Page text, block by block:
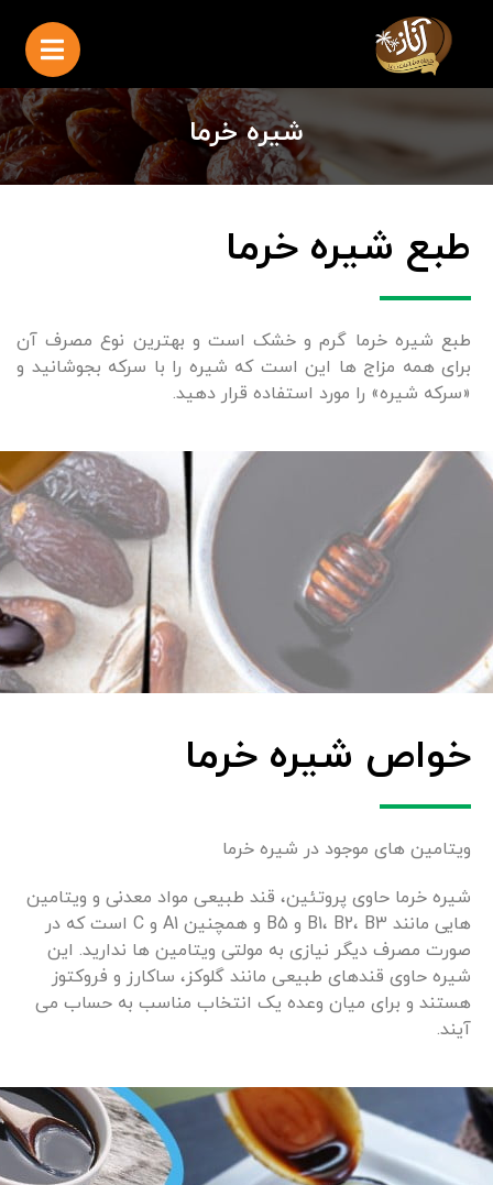
شیره خرما
طبع شیره خرما
طبع شیره خرما گرم و خشک است و بهترین نوع مصرف آن
برای همه مزاج ها این است که شیره را با سرکه بجوشانید و
«سرکه شیره» را مورد استفاده قرار دهید.
خواص شیره خرما
ویتامین های موجود در شیره خرما
شیره خرما حاوی پروتئین، قند طبیعی مواد معدنی و ویتامین
هایی مانند B1، B2، B3 و B5 و همچنین A1 و C است که در
صورت مصرف دیگر نیازی به مولتی ویتامین ها ندارید. این
شیره حاوی قندهای طبیعی مانند گلوکز، ساکارز و فروکتوز
هستند و برای میان وعده یک انتخاب مناسب به حساب می
آیند.